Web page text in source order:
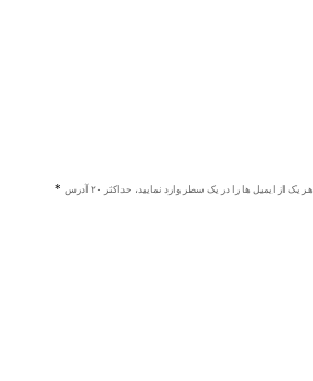
هر یک از ایمیل ها را در یک سطر وارد نمایید، حداکثر ۲۰ آدرس